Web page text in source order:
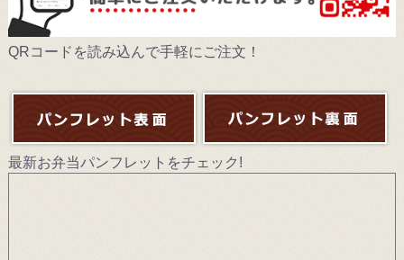
QRコードを読み込んで手軽にご注文！
最新お弁当パンフレットをチェック!